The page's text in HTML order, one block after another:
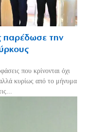
παρέδωσε την
που κρίνονται όχι
κυρίως από το μήνυμα